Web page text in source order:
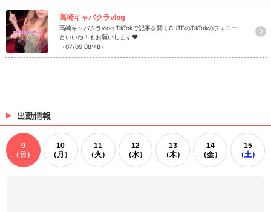
高崎キャバクラvlog
高崎キャバクラvlog TikTokで記事を開くCUTEのTikTokのフォロー
といいね！もお願いします❤
（07/09 08:48）
出勤情報
9
（日）
10
（月）
11
（火）
12
（水）
13
（木）
14
（金）
15
（土）